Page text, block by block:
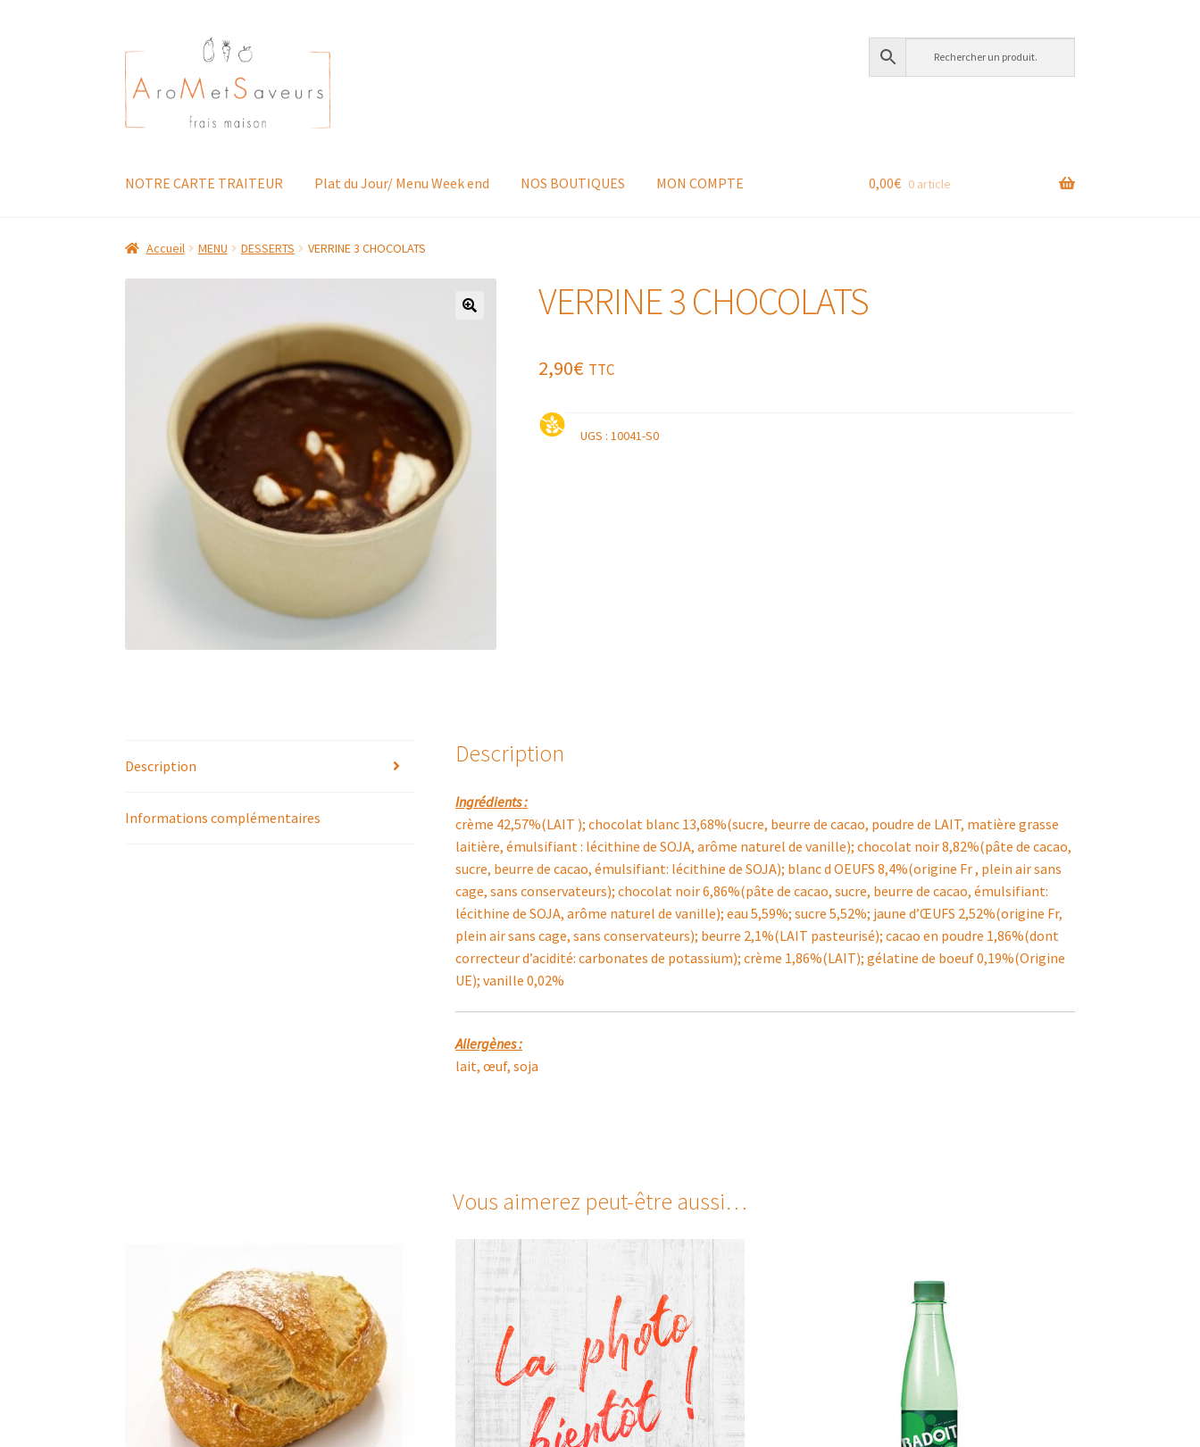
Aller
à
la
navigation
Aller
au
contenu
NOTRE CARTE TRAITEUR Plat du Jour/ Menu Week end NOS BOUTIQUES MON COMPTE 0,00€ 0 article
Accueil MENU DESSERTS VERRINE 3 CHOCOLATS
VERRINE 3 CHOCOLATS
2,90€ TTC
UGS : 10041-S0
Description
Informations complémentaires
Description
Ingrédients :
crème 42,57%(LAIT ); chocolat blanc 13,68%(sucre, beurre de cacao, poudre de LAIT, matière grasse
laitière, émulsifiant : lécithine de SOJA, arôme naturel de vanille); chocolat noir 8,82%(pâte de cacao,
sucre, beurre de cacao, émulsifiant: lécithine de SOJA); blanc d OEUFS 8,4%(origine Fr , plein air sans
cage, sans conservateurs); chocolat noir 6,86%(pâte de cacao, sucre, beurre de cacao, émulsifiant:
lécithine de SOJA, arôme naturel de vanille); eau 5,59%; sucre 5,52%; jaune d’ŒUFS 2,52%(origine Fr,
plein air sans cage, sans conservateurs); beurre 2,1%(LAIT pasteurisé); cacao en poudre 1,86%(dont
correcteur d’acidité: carbonates de potassium); crème 1,86%(LAIT); gélatine de boeuf 0,19%(Origine
UE); vanille 0,02%
Allergènes :
lait, œuf, soja
Vous aimerez peut-être aussi…